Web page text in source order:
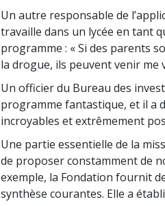
Un autre responsable de
travaille dans un lycée en tant
programme : « Si des parents
la drogue, ils peuvent venir me
Un officier du Bureau des
programme fantastique, et il a
incroyables et extrêmement
Une partie essentielle de la
de proposer constamment de
exemple, la Fondation fournit
synthèse courantes. Elle a